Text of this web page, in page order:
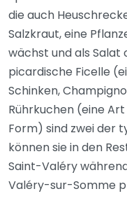
die auch
Salzkraut, eine
wächst und als Salat
picardische Ficelle
Schinken,
Rührkuchen (eine
Form) sind zwei der
können sie in den
Saint-Valéry
Valéry-sur-Somme